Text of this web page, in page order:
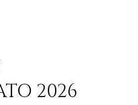
2026